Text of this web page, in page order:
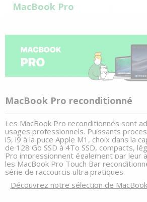
MacBook Pro
MacBook Pro reconditionné
Les MacBook Pro reconditionnés sont
usages professionnels. Puissants
i5, i9 à la puce Apple M1, choix dans la
de 128 Go SSD à 4To SSD, compacts,
Pro impressionnent également par leur
les MacBook Pro Touch Bar
série de raccourcis ultra pratiques.
Découvrez notre sélection de